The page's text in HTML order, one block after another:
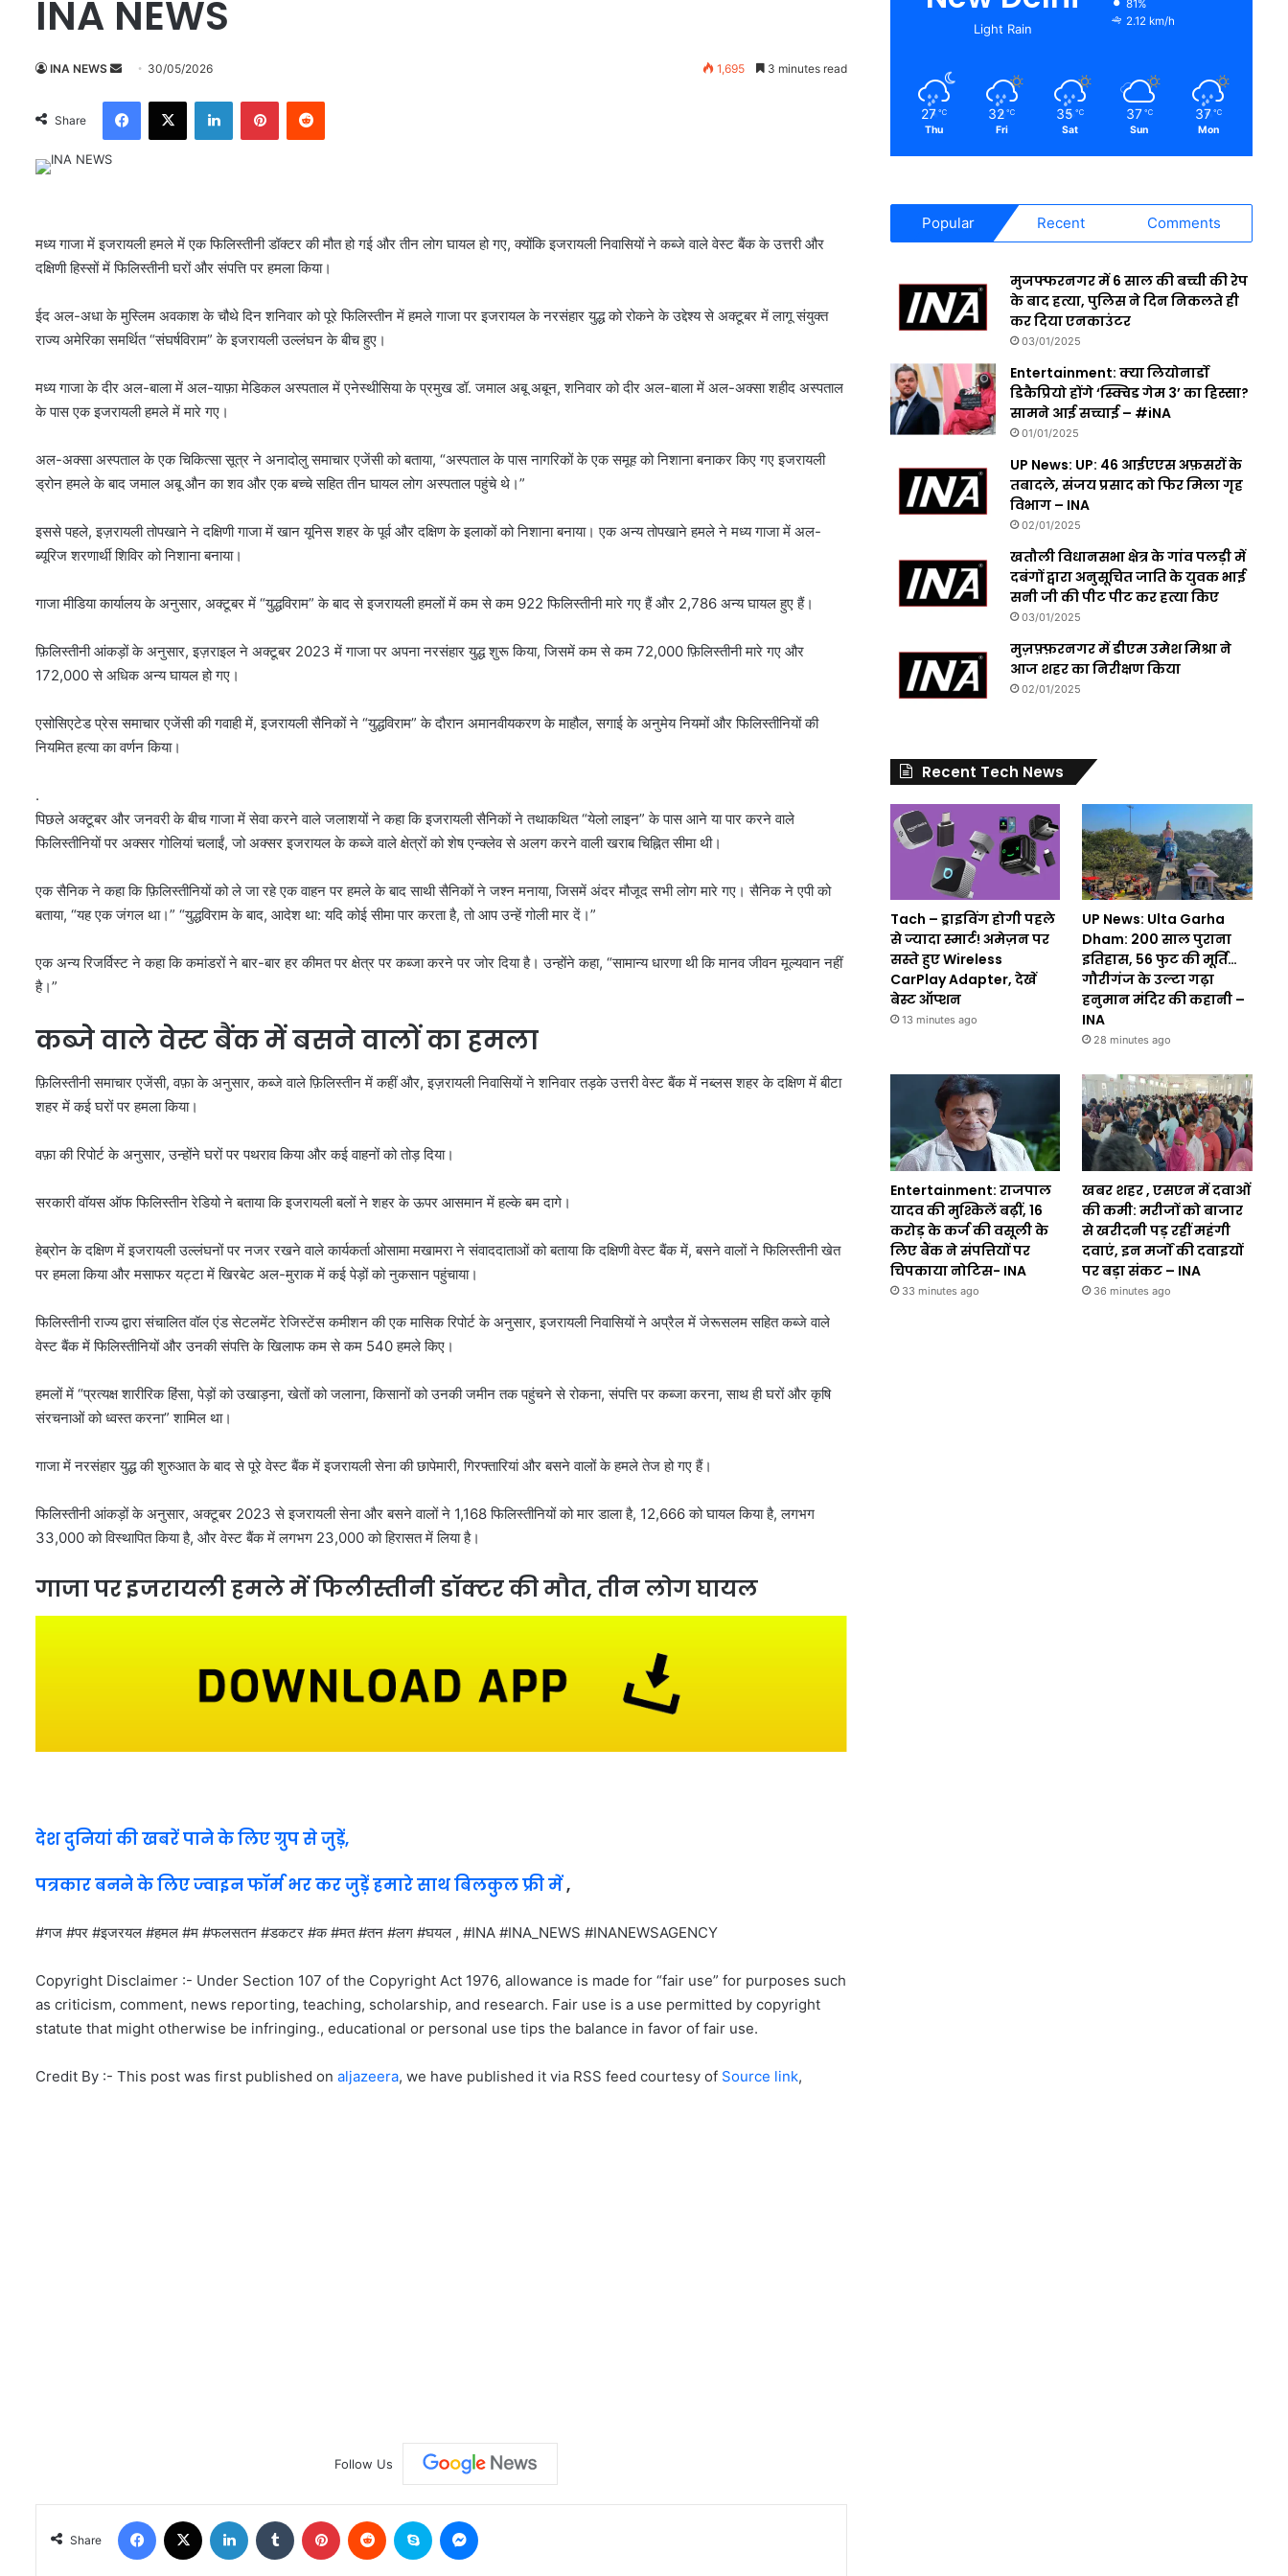
INA NEWS
INA NEWS
n
d
a
i
30/05/2026 1,695 3 minutes read
Share
मध्य गाजा में इजरायली हमले में एक फिलिस्तीनी डॉक्टर की मौत हो गई और तीन लोग घायल हो गए, क्योंकि इजरायली निवासियों ने कब्जे वाले वेस्ट बैंक के उत्तरी और
दक्षिणी हिस्सों में फिलिस्तीनी घरों और संपत्ति पर हमला किया।
ईद अल-अधा के मुस्लिम अवकाश के चौथे दिन शनिवार को पूरे फिलिस्तीन में हमले गाजा पर इजरायल के नरसंहार युद्ध को रोकने के उद्देश्य से अक्टूबर में लागू संयुक्त
राज्य अमेरिका समर्थित “संघर्षविराम” के इजरायली उल्लंघन के बीच हुए।
मध्य गाजा के दीर अल-बाला में अल-याफ़ा मेडिकल अस्पताल में एनेस्थीसिया के प्रमुख डॉ. जमाल अबू अबून, शनिवार को दीर अल-बाला में अल-अक्सा शहीद अस्पताल
के पास एक इजरायली हमले में मारे गए।
अल-अक्सा अस्पताल के एक चिकित्सा सूत्र ने अनादोलु समाचार एजेंसी को बताया, “अस्पताल के पास नागरिकों के एक समूह को निशाना बनाकर किए गए इजरायली
ड्रोन हमले के बाद जमाल अबू औन का शव और एक बच्चे सहित तीन घायल लोग अस्पताल पहुंचे थे।”
इससे पहले, इज़रायली तोपखाने ने दक्षिणी गाजा में खान यूनिस शहर के पूर्व और दक्षिण के इलाकों को निशाना बनाया। एक अन्य तोपखाने हमले ने मध्य गाजा में अल-
ब्यूरिज शरणार्थी शिविर को निशाना बनाया।
गाजा मीडिया कार्यालय के अनुसार, अक्टूबर में “युद्धविराम” के बाद से इजरायली हमलों में कम से कम 922 फिलिस्तीनी मारे गए हैं और 2,786 अन्य घायल हुए हैं।
फ़िलिस्तीनी आंकड़ों के अनुसार, इज़राइल ने अक्टूबर 2023 में गाजा पर अपना नरसंहार युद्ध शुरू किया, जिसमें कम से कम 72,000 फ़िलिस्तीनी मारे गए और
172,000 से अधिक अन्य घायल हो गए।
एसोसिएटेड प्रेस समाचार एजेंसी की गवाही में, इजरायली सैनिकों ने “युद्धविराम” के दौरान अमानवीयकरण के माहौल, सगाई के अनुमेय नियमों और फिलिस्तीनियों की
नियमित हत्या का वर्णन किया।
.
पिछले अक्टूबर और जनवरी के बीच गाजा में सेवा करने वाले जलाशयों ने कहा कि इजरायली सैनिकों ने तथाकथित “येलो लाइन” के पास आने या पार करने वाले
फिलिस्तीनियों पर अक्सर गोलियां चलाईं, जो अक्सर इजरायल के कब्जे वाले क्षेत्रों को शेष एन्क्लेव से अलग करने वाली खराब चिह्नित सीमा थी।
एक सैनिक ने कहा कि फ़िलिस्तीनियों को ले जा रहे एक वाहन पर हमले के बाद साथी सैनिकों ने जश्न मनाया, जिसमें अंदर मौजूद सभी लोग मारे गए। सैनिक ने एपी को
बताया, “यह एक जंगल था।” “युद्धविराम के बाद, आदेश था: यदि कोई सीमा पार करता है, तो आप उन्हें गोली मार दें।”
एक अन्य रिजर्विस्ट ने कहा कि कमांडरों ने बार-बार हर कीमत पर क्षेत्र पर कब्जा करने पर जोर दिया है। उन्होंने कहा, “सामान्य धारणा थी कि मानव जीवन मूल्यवान नहीं
है।”
कब्जे वाले वेस्ट बैंक में बसने वालों का हमला
फ़िलिस्तीनी समाचार एजेंसी, वफ़ा के अनुसार, कब्जे वाले फ़िलिस्तीन में कहीं और, इज़रायली निवासियों ने शनिवार तड़के उत्तरी वेस्ट बैंक में नब्लस शहर के दक्षिण में बीटा
शहर में कई घरों पर हमला किया।
वफ़ा की रिपोर्ट के अनुसार, उन्होंने घरों पर पथराव किया और कई वाहनों को तोड़ दिया।
सरकारी वॉयस ऑफ फिलिस्तीन रेडियो ने बताया कि इजरायली बलों ने शहर के ऊपर आसमान में हल्के बम दागे।
हेब्रोन के दक्षिण में इजरायली उल्लंघनों पर नजर रखने वाले कार्यकर्ता ओसामा मखामरा ने संवाददाताओं को बताया कि दक्षिणी वेस्ट बैंक में, बसने वालों ने फिलिस्तीनी खेत
पर हमला किया और मसाफर यट्टा में खिरबेट अल-मुराक में कई पेड़ों को नुकसान पहुंचाया।
फिलिस्तीनी राज्य द्वारा संचालित वॉल एंड सेटलमेंट रेजिस्टेंस कमीशन की एक मासिक रिपोर्ट के अनुसार, इजरायली निवासियों ने अप्रैल में जेरूसलम सहित कब्जे वाले
वेस्ट बैंक में फिलिस्तीनियों और उनकी संपत्ति के खिलाफ कम से कम 540 हमले किए।
हमलों में “प्रत्यक्ष शारीरिक हिंसा, पेड़ों को उखाड़ना, खेतों को जलाना, किसानों को उनकी जमीन तक पहुंचने से रोकना, संपत्ति पर कब्जा करना, साथ ही घरों और कृषि
संरचनाओं को ध्वस्त करना” शामिल था।
गाजा में नरसंहार युद्ध की शुरुआत के बाद से पूरे वेस्ट बैंक में इजरायली सेना की छापेमारी, गिरफ्तारियां और बसने वालों के हमले तेज हो गए हैं।
फिलिस्तीनी आंकड़ों के अनुसार, अक्टूबर 2023 से इजरायली सेना और बसने वालों ने 1,168 फिलिस्तीनियों को मार डाला है, 12,666 को घायल किया है, लगभग
33,000 को विस्थापित किया है, और वेस्ट बैंक में लगभग 23,000 को हिरासत में लिया है।
गाजा पर इजरायली हमले में फिलीस्तीनी डॉक्टर की मौत, तीन लोग घायल
देश दुनियां की खबरें पाने के लिए ग्रुप से जुड़ें,
पत्रकार बनने के लिए ज्वाइन फॉर्म भर कर जुड़ें हमारे साथ बिलकुल फ्री में,
#गज #पर #इजरयल #हमल #म #फलसतन #डकटर #क #मत #तन #लग #घयल , #INA #INA_NEWS #INANEWSAGENCY
Copyright Disclaimer :- Under Section 107 of the Copyright Act 1976, allowance is made for “fair use” for purposes such
as criticism, comment, news reporting, teaching, scholarship, and research. Fair use is a use permitted by copyright
statute that might otherwise be infringing., educational or personal use tips the balance in favor of fair use.
Credit By :- This post was first published on aljazeera, we have published it via RSS feed courtesy of Source link,
Follow Us
Share
Light Rain
81%
2.12 km/h
27 ℃
Thu
32 ℃
Fri
35 ℃
Sat
37 ℃
Sun
37 ℃
Mon
Popular Recent Comments
मुजफ्फरनगर में 6 साल की बच्ची की रेप
के बाद हत्या, पुलिस ने दिन निकलते ही
कर दिया एनकाउंटर
03/01/2025
Entertainment: क्या लियोनार्डो
डिकैप्रियो होंगे ‘स्क्विड गेम 3’ का हिस्सा?
सामने आई सच्चाई – #iNA
01/01/2025
UP News: UP: 46 आईएएस अफ़सरों के
तबादले, संजय प्रसाद को फिर मिला गृह
विभाग – INA
02/01/2025
खतौली विधानसभा क्षेत्र के गांव पलड़ी में
दबंगों द्वारा अनुसूचित जाति के युवक भाई
सनी जी की पीट पीट कर हत्या किए
03/01/2025
मुज़फ़्फ़रनगर में डीएम उमेश मिश्रा ने
आज शहर का निरीक्षण किया
02/01/2025
Recent Tech News
Tach – ड्राइविंग होगी पहले
से ज्यादा स्मार्ट! अमेज़न पर
सस्ते हुए Wireless
CarPlay Adapter, देखें
बेस्ट ऑप्शन
13 minutes ago
UP News: Ulta Garha
Dham: 200 साल पुराना
इतिहास, 56 फुट की मूर्ति…
गौरीगंज के उल्टा गढ़ा
हनुमान मंदिर की कहानी –
INA
28 minutes ago
Entertainment: राजपाल
यादव की मुश्किलें बढ़ीं, 16
करोड़ के कर्ज की वसूली के
लिए बैंक ने संपत्तियों पर
चिपकाया नोटिस- INA
33 minutes ago
खबर शहर , एसएन में दवाओं
की कमी: मरीजों को बाजार
से खरीदनी पड़ रहीं महंगी
दवाएं, इन मर्जों की दवाइयों
पर बड़ा संकट – INA
36 minutes ago